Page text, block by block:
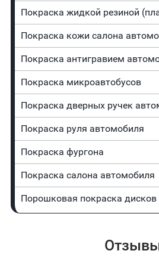
Покраска жидкой резиной
Покраска кожи салона
Покраска антигравием
Покраска микроавтобусов
Покраска дверных ручек
Покраска руля автомобиля
Покраска фургона
Покраска салона автомобиля
Порошковая покраска дисков